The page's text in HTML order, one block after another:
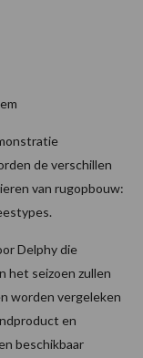
de verschillen
van rugopbouw:
Delphy die
het seizoen zullen
worden vergeleken
en
beschikbaar